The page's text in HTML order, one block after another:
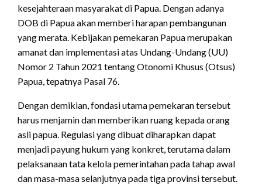
kesejahteraan masyarakat di Papua. Dengan adanya
DOB di Papua akan memberi harapan pembangunan
yang merata. Kebijakan pemekaran Papua merupakan
amanat dan implementasi atas Undang-Undang (UU)
Nomor 2 Tahun 2021 tentang Otonomi Khusus (Otsus)
Papua, tepatnya Pasal 76.
Dengan demikian, fondasi utama pemekaran tersebut
harus menjamin dan memberikan ruang kepada orang
asli papua. Regulasi yang dibuat diharapkan dapat
menjadi payung hukum yang konkret, terutama dalam
pelaksanaan tata kelola pemerintahan pada tahap awal
dan masa-masa selanjutnya pada tiga provinsi tersebut.